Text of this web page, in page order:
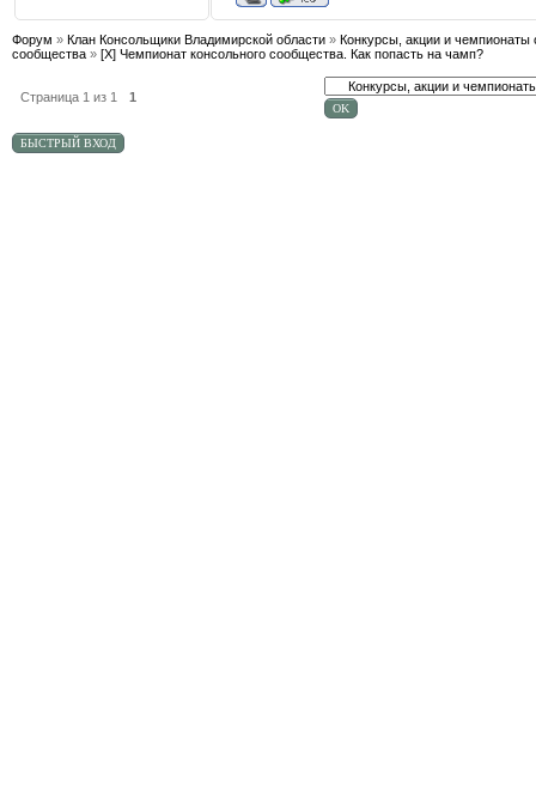
Форум » Клан Консольщики Владимирской области » Конкурсы, акции и чемпионаты
сообщества » [X] Чемпионат консольного сообщества. Как попасть на чамп?
Страница 1 из 1 1